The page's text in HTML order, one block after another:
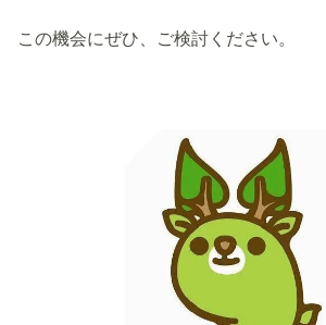
この機会にぜひ、ご検討ください。